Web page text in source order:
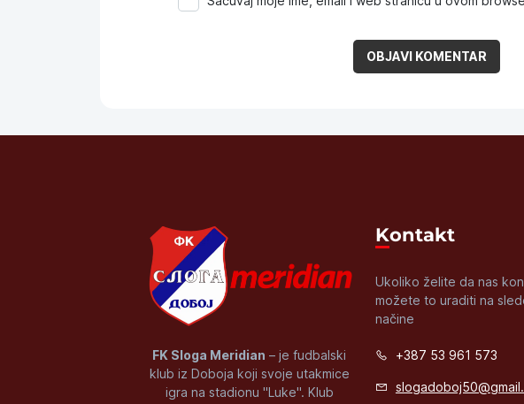
FK Sloga Meridian – je fudbalski
klub iz Doboja koji svoje utakmice
igra na stadionu "Luke". Klub
Kontakt
Ukoliko želite da nas
možete to uraditi na
načine
+387 53 961 573